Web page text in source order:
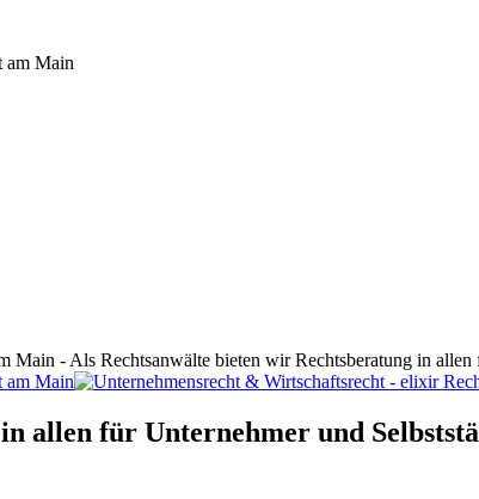
- Als Rechtsanwälte bieten wir Rechtsberatung in
allen für Unternehmer und